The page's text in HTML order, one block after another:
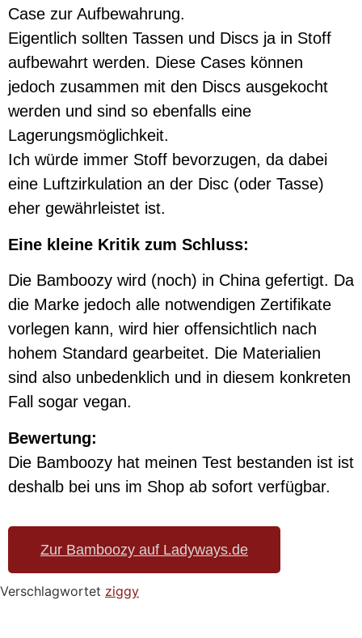
Case zur Aufbewahrung.
Eigentlich sollten Tassen und Discs ja in Stoff
aufbewahrt werden. Diese Cases können
jedoch zusammen mit den Discs ausgekocht
werden und sind so ebenfalls eine
Lagerungsmöglichkeit.
Ich würde immer Stoff bevorzugen, da dabei
eine Luftzirkulation an der Disc (oder Tasse)
eher gewährleistet ist.
Eine kleine Kritik zum Schluss:
Die Bamboozy wird (noch) in China gefertigt. Da
die Marke jedoch alle notwendigen Zertifikate
vorlegen kann, wird hier offensichtlich nach
hohem Standard gearbeitet. Die Materialien
sind also unbedenklich und in diesem konkreten
Fall sogar vegan.
Bewertung:
Die Bamboozy hat meinen Test bestanden ist ist
deshalb bei uns im Shop ab sofort verfügbar.
Zur Bamboozy auf Ladyways.de
Verschlagwortet ziggy